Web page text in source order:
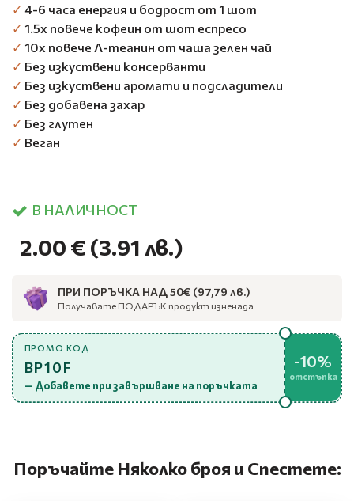
✓ 4-6 часа енергия и бодрост от 1 шот
✓ 1.5х повече кофеин от шот еспресо
✓ 10х повече Л-теанин от чаша зелен чай
✓ Без изкуствени консерванти
✓ Без изкуствени аромати и подсладители
✓ Без добавена захар
✓ Без глутен
✓ Веган
В НАЛИЧНОСТ
2.00 € (3.91 лв.)
ПРИ ПОРЪЧКА НАД 50€ (97,79 лв.)
Получавате ПОДАРЪК продукт изненада
ПРОМО КОД
BP10F
— Добавете при завършване на поръчката
-10%
отстъпка
Поръчайте Няколко броя и Спестете: